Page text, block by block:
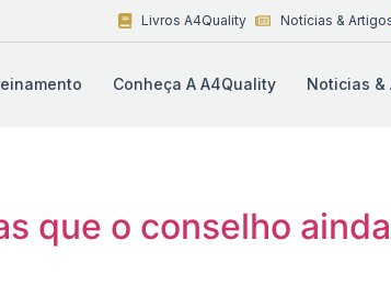
Livros A4Quality Notícias &
Conheça A A4Quality Noticias &
que o conselho